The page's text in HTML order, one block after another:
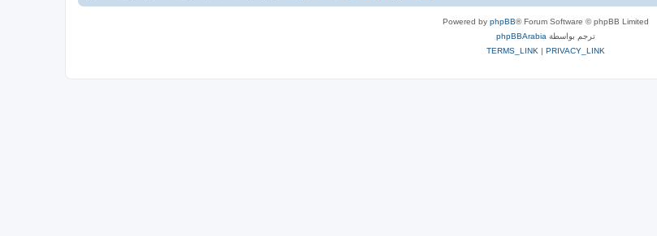
Powered by phpBB® Forum Software © phpBB Limited
ترجم بواسطة phpBBArabia
PRIVACY_LINK
|
TERMS_LINK